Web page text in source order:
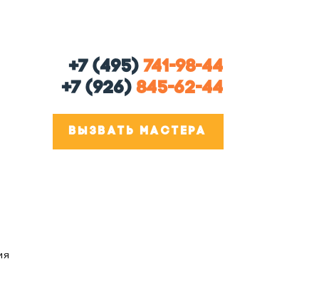
+7 (495)741-98-44
+7 (926)845-62-44
ВЫЗВАТЬ МАСТЕРА